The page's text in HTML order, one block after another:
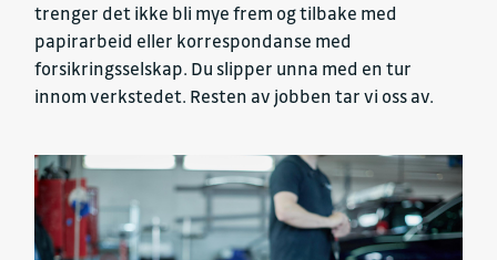
trenger det ikke bli mye frem og tilbake med
papirarbeid eller korrespondanse med
forsikringsselskap. Du slipper unna med en tur
innom verkstedet. Resten av jobben tar vi oss av.